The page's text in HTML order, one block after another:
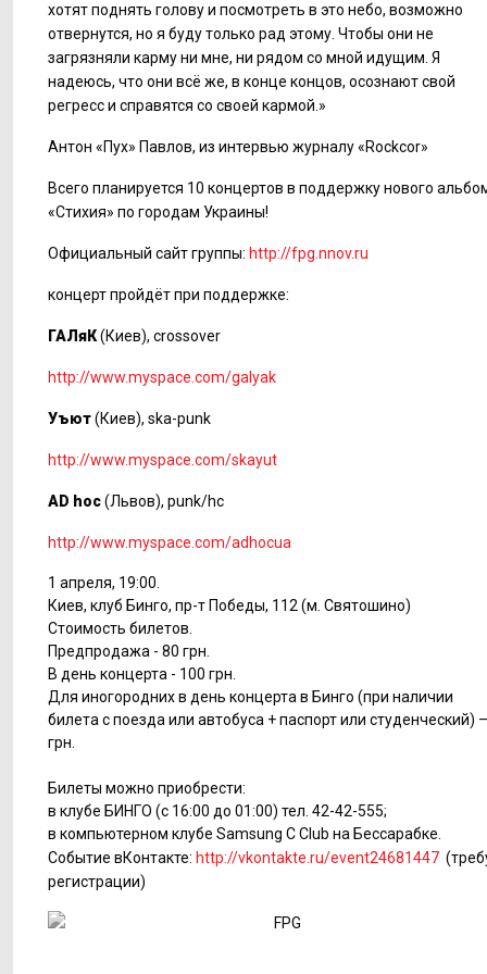
хотят поднять голову и посмотреть в это небо, возможно
отвернутся, но я буду только рад этому. Чтобы они не
загрязняли карму ни мне, ни рядом со мной идущим. Я
надеюсь, что они всё же, в конце концов, осознают свой
регресс и справятся со своей кармой.»
Антон «Пух» Павлов, из интервью журналу «Rockcor»
Всего планируется 10 концертов в поддержку нового
«Стихия» по городам Украины!
Официальный сайт группы: http://fpg.nnov.ru
концерт пройдёт при поддержке:
ГАЛяК(Киев), crossover
http://www.myspace.com/galyak
Уъют(Киев), ska-punk
http://www.myspace.com/skayut
AD hoc(Львов), punk/hc
http://www.myspace.com/adhocua
1 апреля, 19:00.
Киев, клуб Бинго, пр-т Победы, 112 (м. Святошино)
Стоимость билетов.
Предпродажа - 80 грн.
В день концерта - 100 грн.
Для иногородних в день концерта в Бинго (при наличии
билета с поезда или автобуса + паспорт или студенческий)
грн.
Билеты можно приобрести:
в клубе БИНГО (с 16:00 до 01:00) тел. 42-42-555;
в компьютерном клубе Samsung C Club на Бессарабке.
Событие вКонтакте: http://vkontakte.ru/event24681447
регистрации)